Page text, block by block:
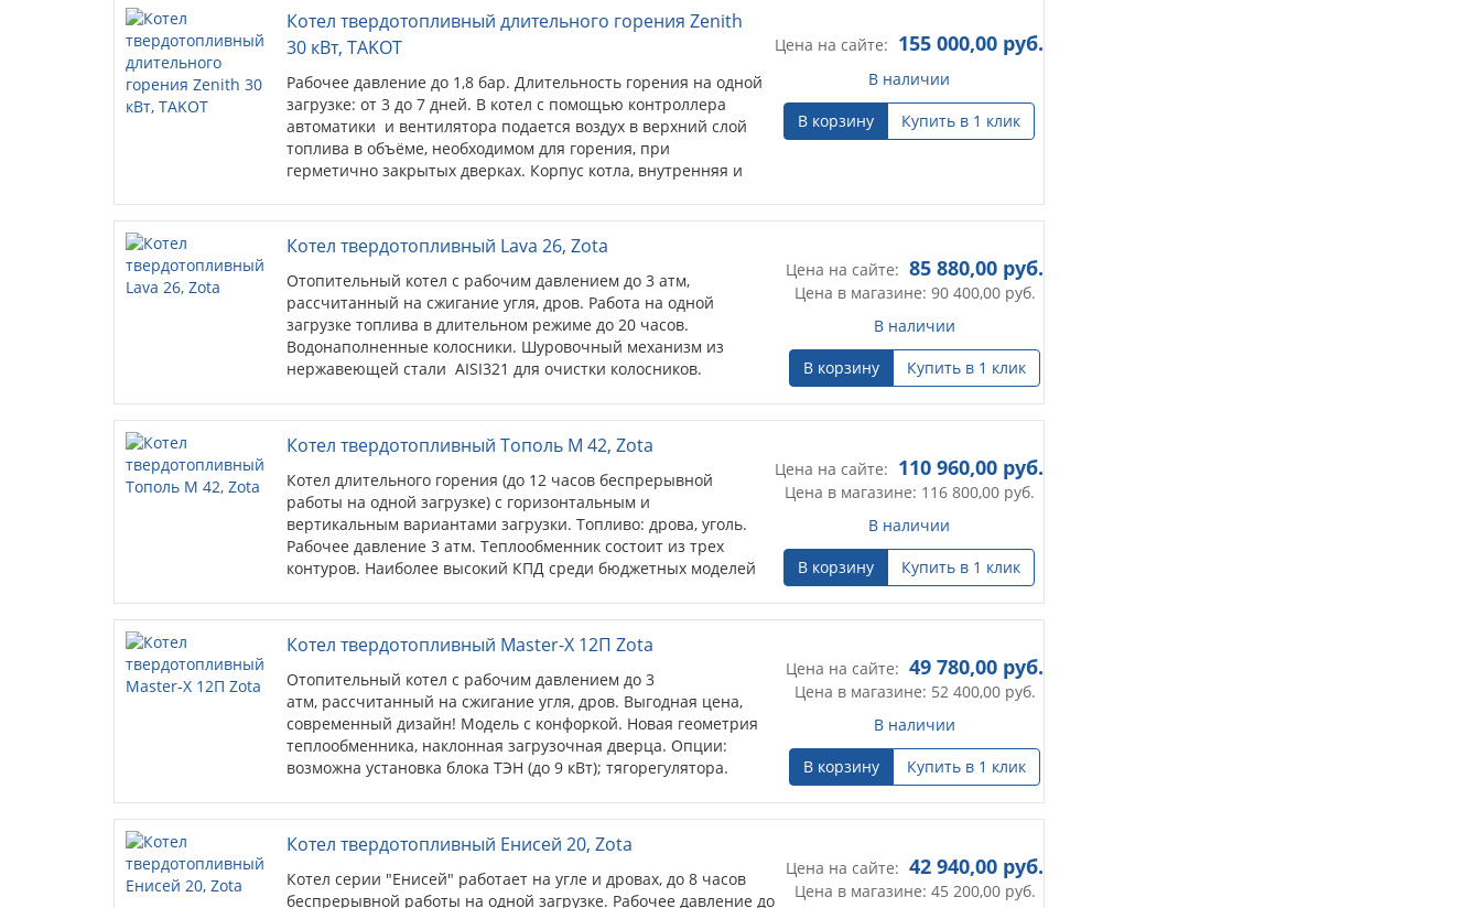
Котел твердотопливный длительного горения Zenith
30 кВт, TAKOT
Рабочее давление до 1,8 бар. Длительность горения на одной
загрузке: от 3 до 7 дней. В котел с помощью контроллера
автоматики и вентилятора подается воздух в верхний слой
топлива в объёме, необходимом для горения, при
герметично закрытых дверках. Корпус котла, внутренняя и
Цена на сайте: 155 000,00 руб.
В наличии
В корзину
Купить в 1 клик
Котел твердотопливный Lava 26, Zota
Отопительный котел с рабочим давлением до 3 атм,
рассчитанный на сжигание угля, дров. Работа на одной
загрузке топлива в длительном режиме до 20 часов.
Водонаполненные колосники. Шуровочный механизм из
нержавеющей стали AISI321 для очистки колосников.
Цена на сайте: 85 880,00 руб.
Цена в магазине: 90 400,00руб.
В наличии
В корзину
Купить в 1 клик
Котел твердотопливный Тополь М 42, Zota
Котел длительного горения (до 12 часов беспрерывной
работы на одной загрузке) с горизонтальным и
вертикальным вариантами загрузки. Топливо: дрова, уголь.
Рабочее давление 3 атм. Теплообменник состоит из трех
контуров. Наиболее высокий КПД среди бюджетных моделей
(ТЭНБ до 9 кВт) - опция.
Цена на сайте: 110 960,00 руб.
Цена в магазине: 116 800,00руб.
В наличии
В корзину
Купить в 1 клик
Котел твердотопливный Master-X 12П Zota
Отопительный котел с рабочим давлением до 3
атм, рассчитанный на сжигание угля, дров. Выгодная цена,
современный дизайн! Модель с конфоркой. Новая геометрия
теплообменника, наклонная загрузочная дверца. Опции:
возможна установка блока ТЭН (до 9 кВт); тягорегулятора.
Цена на сайте: 49 780,00 руб.
Цена в магазине: 52 400,00руб.
В наличии
В корзину
Купить в 1 клик
Котел твердотопливный Енисей 20, Zota
Котел серии "Енисей" работает на угле и дровах, до 8 часов
беспрерывной работы на одной загрузке. Рабочее давление до
Цена на сайте: 42 940,00 руб.
Цена в магазине: 45 200,00руб.